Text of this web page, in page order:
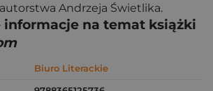
Andrzeja Świetlika.
informacje na temat książki
Biuro Literackie